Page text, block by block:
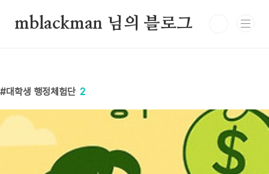
mblackman 님의 블로그
대학생 행정체험단 2